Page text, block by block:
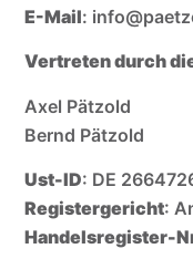
E-Mail:
Vertreten durch
Axel Pätzold
Bernd Pätzold
Ust-ID: DE
Registergericht:
Handelsregister-